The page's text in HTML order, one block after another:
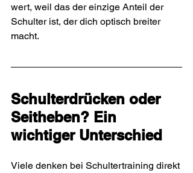
wert, weil das der einzige Anteil der
Schulter ist, der dich optisch breiter
macht.
Schulterdrücken oder
Seitheben? Ein
wichtiger Unterschied
Viele denken bei Schultertraining direkt